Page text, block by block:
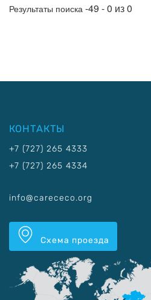
Результаты поиска -49 - 0 из 0
КОНТАКТЫ
+7 (727) 265 4333
+7 (727) 265 4334
info@carececo.org
Схема проезда